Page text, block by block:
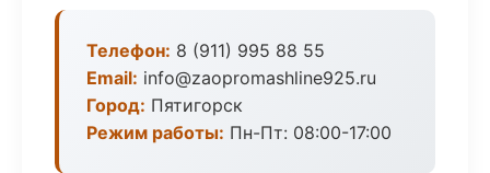
Телефон: 8 (911) 995 88 55
Email: info@zaopromashline925.ru
Город: Пятигорск
Режим работы: Пн-Пт: 08:00-17:00